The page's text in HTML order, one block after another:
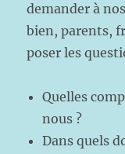
demander à
bien, parents,
poser les
Quelles
nous ?
Dans quels